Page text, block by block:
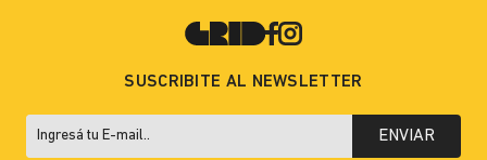
SUSCRIBITE AL NEWSLETTER
ENVIAR